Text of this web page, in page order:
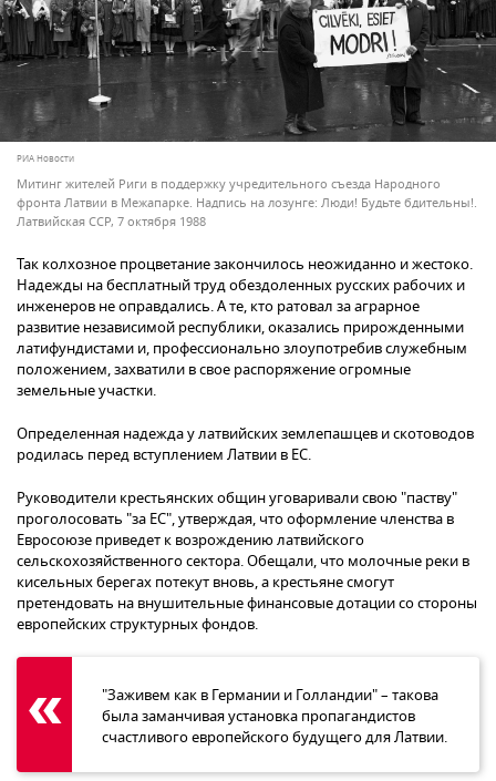
РИА Новости
Митинг жителей Риги в поддержку учредительного съезда Народного
фронта Латвии в Межапарке. Надпись на лозунге: Люди! Будьте бдительны!.
Латвийская ССР, 7 октября 1988
Так колхозное процветание закончилось неожиданно и жестоко.
Надежды на бесплатный труд обездоленных русских рабочих и
инженеров не оправдались. А те, кто ратовал за аграрное
развитие независимой республики, оказались прирожденными
латифундистами и, профессионально злоупотребив служебным
положением, захватили в свое распоряжение огромные
земельные участки.
Определенная надежда у латвийских землепашцев и скотоводов
родилась перед вступлением Латвии в ЕС.
Руководители крестьянских общин уговаривали свою "паству"
проголосовать "за ЕС", утверждая, что оформление членства в
Евросоюзе приведет к возрождению латвийского
сельскохозяйственного сектора. Обещали, что молочные реки в
кисельных берегах потекут вновь, а крестьяне смогут
претендовать на внушительные финансовые дотации со стороны
европейских структурных фондов.
"Заживем как в Германии и Голландии" – такова
была заманчивая установка пропагандистов
счастливого европейского будущего для Латвии.